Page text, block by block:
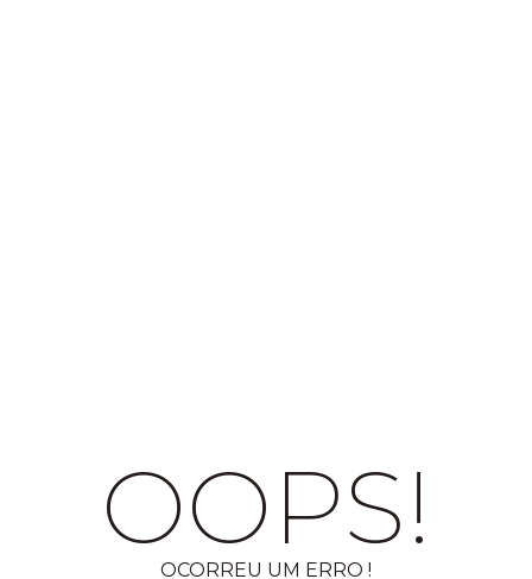
OOPS!
OCORREU UM ERRO !